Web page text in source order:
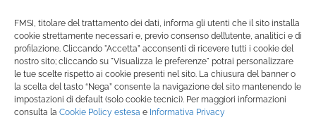
FMSI, titolare del trattamento dei dati, informa gli utenti che il sito installa
cookie strettamente necessari e, previo consenso dell’utente, analitici e di
profilazione. Cliccando "Accetta” acconsenti di ricevere tutti i cookie del
nostro sito; cliccando su "Visualizza le preferenze" potrai personalizzare
le tue scelte rispetto ai cookie presenti nel sito. La chiusura del banner o
la scelta del tasto “Nega” consente la navigazione del sito mantenendo le
impostazioni di default (solo cookie tecnici). Per maggiori informazioni
consulta la Cookie Policy estesa e Informativa Privacy
Fondazione Marista per la Solidarietà Internazionale ETS
P.le M. Champagnat, 2 00144 Roma, Italia
Tel.: +39 06 54 5171 | Fax: +39 06 54 517 500